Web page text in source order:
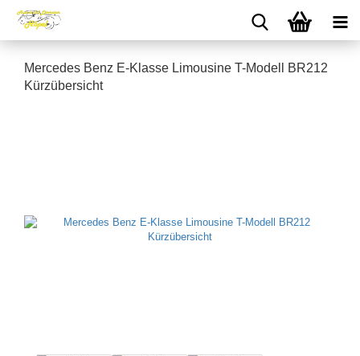
Mercedes Benz E-Klasse Limousine T-Modell BR212
Kürzübersicht